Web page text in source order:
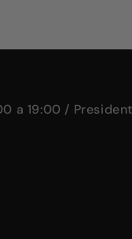
a 19:00 /